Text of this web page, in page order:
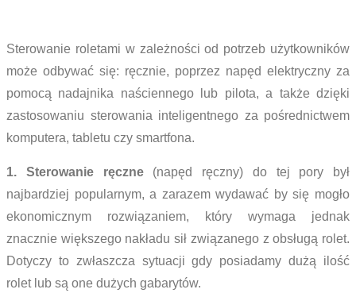
Sterowanie roletami w zależności od potrzeb użytkowników
może odbywać się: ręcznie, poprzez napęd elektryczny za
pomocą nadajnika naściennego lub pilota, a także dzięki
zastosowaniu sterowania inteligentnego za pośrednictwem
komputera, tabletu czy smartfona.
1. Sterowanie ręczne(napęd ręczny) do tej pory był
najbardziej popularnym, a zarazem wydawać by się mogło
ekonomicznym rozwiązaniem, który wymaga jednak
znacznie większego nakładu sił związanego z obsługą rolet.
Dotyczy to zwłaszcza sytuacji gdy posiadamy dużą ilość
rolet lub są one dużych gabarytów.